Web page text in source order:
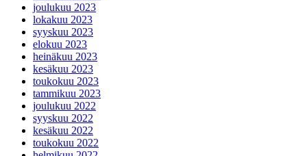
joulukuu 2023
lokakuu 2023
syyskuu 2023
elokuu 2023
heinäkuu 2023
kesäkuu 2023
toukokuu 2023
tammikuu 2023
joulukuu 2022
syyskuu 2022
kesäkuu 2022
toukokuu 2022